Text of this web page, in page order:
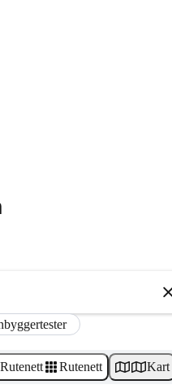
Rutenett Rutenett Kart